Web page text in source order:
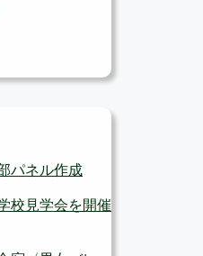
パネル作成
校見学会を開催